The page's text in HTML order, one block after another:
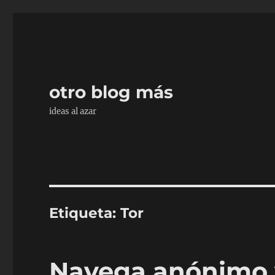
otro blog más
ideas al azar
Etiqueta:Tor